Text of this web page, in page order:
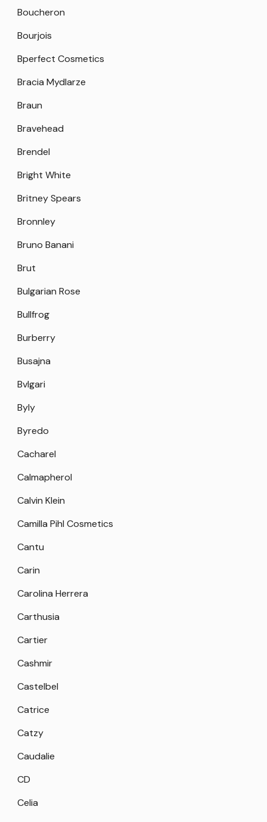
Boucheron
Bourjois
Bperfect Cosmetics
Bracia Mydlarze
Braun
Bravehead
Brendel
Bright White
Britney Spears
Bronnley
Bruno Banani
Brut
Bulgarian Rose
Bullfrog
Burberry
Busajna
Bvlgari
Byly
Byredo
Cacharel
Calmapherol
Calvin Klein
Camilla Pihl Cosmetics
Cantu
Carin
Carolina Herrera
Carthusia
Cartier
Cashmir
Castelbel
Catrice
Catzy
Caudalie
CD
Celia